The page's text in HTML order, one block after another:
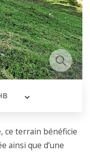
ce terrain bénéficie
ainsi que d’une